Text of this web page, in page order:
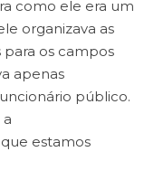
como ele era um
organizava as
para os campos
apenas
público.
estamos